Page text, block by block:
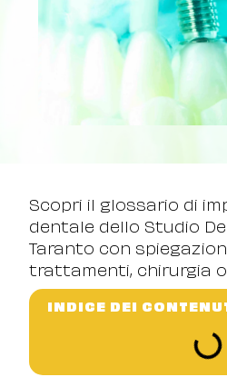
Scopri il glossario di
dentale dello Studio
Taranto con
trattamenti, chirurgia
INDICE DEI